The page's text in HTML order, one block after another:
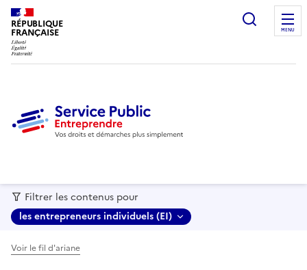
RÉPUBLIQUE
FRANÇAISE MENU
Filtrer les contenus pour
les entrepreneurs individuels (EI)
Voir le fil d'ariane